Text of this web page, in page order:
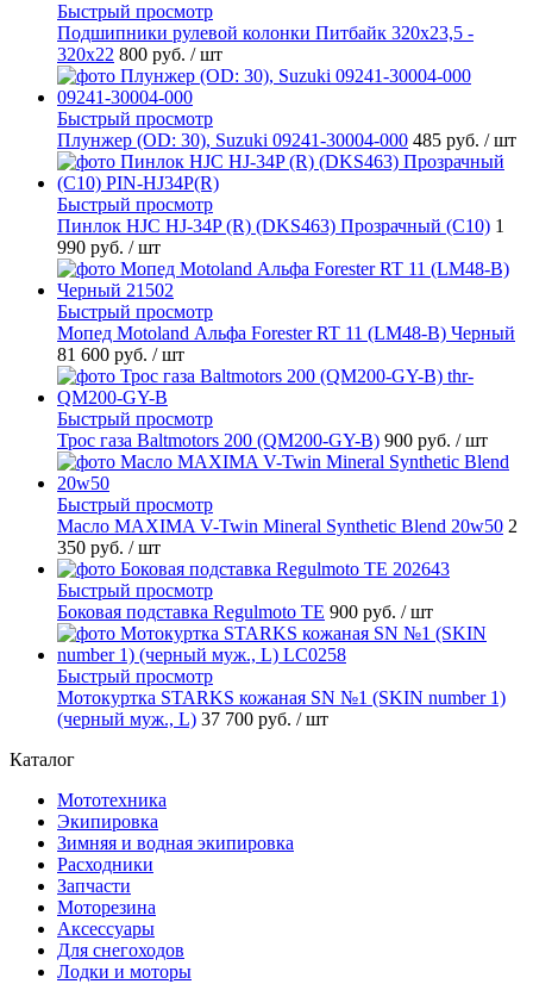
Быстрый просмотр
Подшипники рулевой колонки Питбайк 320x23,5 -
320x22 800 руб. / шт
Быстрый просмотр
Плунжер (OD: 30), Suzuki 09241-30004-000 485 руб. / шт
Быстрый просмотр
Пинлок HJC HJ-34P (R) (DKS463) Прозрачный (C10) 1
990 руб. / шт
Быстрый просмотр
Мопед Motoland Альфа Forester RT 11 (LM48-B) Черный
81 600 руб. / шт
Быстрый просмотр
Трос газа Baltmotors 200 (QM200-GY-B) 900 руб. / шт
Быстрый просмотр
Масло MAXIMA V-Twin Mineral Synthetic Blend 20w50 2
350 руб. / шт
Быстрый просмотр
Боковая подставка Regulmoto TE 900 руб. / шт
Быстрый просмотр
Мотокуртка STARKS кожаная SN №1 (SKIN number 1)
(черный муж., L) 37 700 руб. / шт
Каталог
Мототехника
Экипировка
Зимняя и водная экипировка
Расходники
Запчасти
Моторезина
Аксессуары
Для снегоходов
Лодки и моторы